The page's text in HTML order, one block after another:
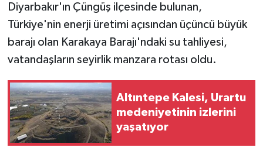
Diyarbakır'ın Çüngüş ilçesinde bulunan,
Türkiye'nin enerji üretimi açısından üçüncü büyük
barajı olan Karakaya Barajı'ndaki su tahliyesi,
vatandaşların seyirlik manzara rotası oldu.
Altıntepe Kalesi, Urartu
medeniyetinin izlerini
yaşatıyor